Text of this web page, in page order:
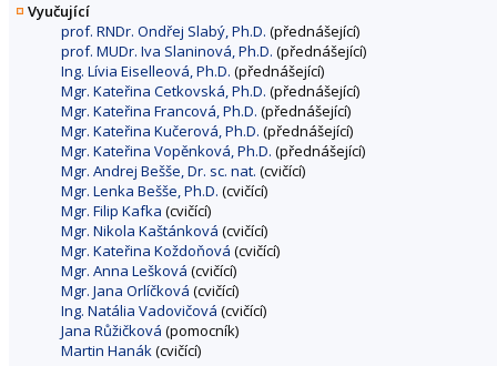
Vyučující
prof. RNDr. Ondřej Slabý, Ph.D. (přednášející)
prof. MUDr. Iva Slaninová, Ph.D. (přednášející)
Ing. Lívia Eiselleová, Ph.D. (přednášející)
Mgr. Kateřina Cetkovská, Ph.D. (přednášející)
Mgr. Kateřina Francová, Ph.D. (přednášející)
Mgr. Kateřina Kučerová, Ph.D. (přednášející)
Mgr. Kateřina Vopěnková, Ph.D. (přednášející)
Mgr. Andrej Bešše, Dr. sc. nat. (cvičící)
Mgr. Lenka Bešše, Ph.D. (cvičící)
Mgr. Filip Kafka (cvičící)
Mgr. Nikola Kaštánková (cvičící)
Mgr. Kateřina Koždoňová (cvičící)
Mgr. Anna Lešková (cvičící)
Mgr. Jana Orlíčková (cvičící)
Ing. Natália Vadovičová (cvičící)
Jana Růžičková (pomocník)
Martin Hanák(cvičící)